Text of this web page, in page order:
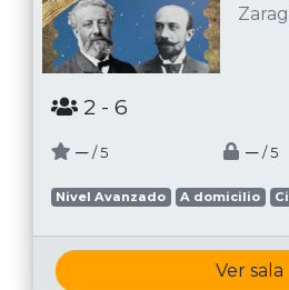
2 - 6
─ / 5 ─ / 5
Nivel Avanzado A domicilio
Ver sala